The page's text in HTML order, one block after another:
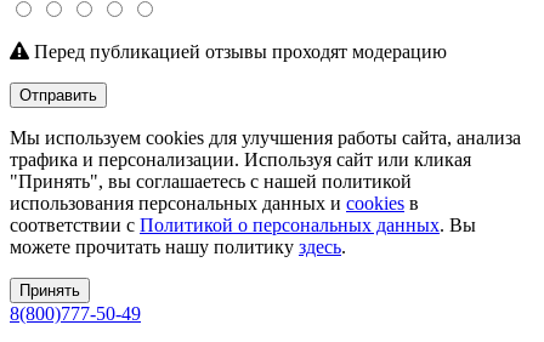
Перед публикацией отзывы проходят модерацию
Отправить
Мы используем cookies для улучшения работы сайта, анализа
трафика и персонализации. Используя сайт или кликая
"Принять", вы соглашаетесь с нашей политикой
использования персональных данных и cookies в
соответствии с Политикой о персональных данных. Вы
можете прочитать нашу политику здесь.
Принять
8(800)777-50-49